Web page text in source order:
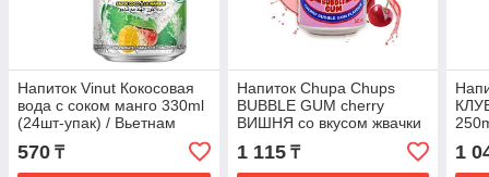
Напиток Vinut Кокосовая
вода с соком манго 330ml
(24шт-упак) / Вьетнам
570 ₸
Напиток Chupa Chups
BUBBLE GUM cherry
ВИШНЯ со вкусом жвачки
345ml Корея (24шт-упак)
1 115₸ 1